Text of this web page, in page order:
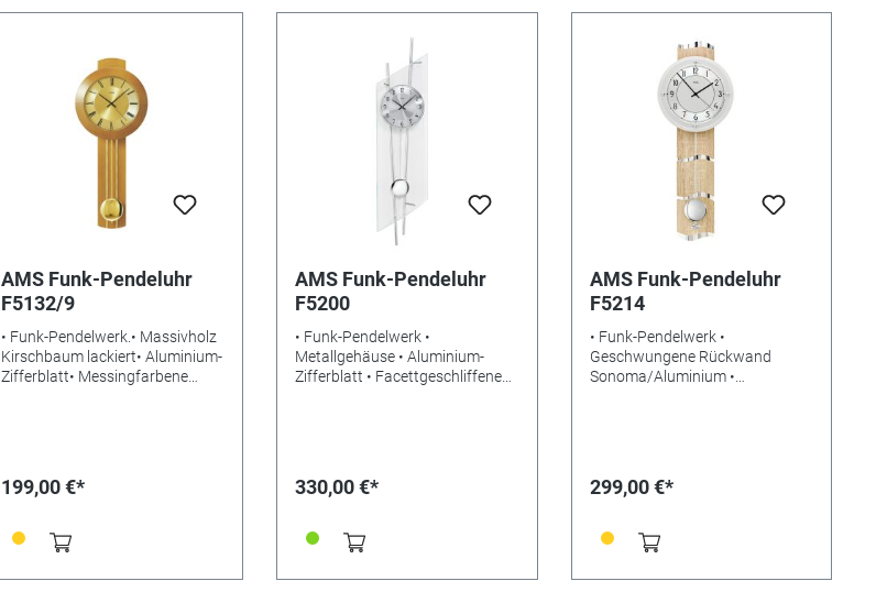
AMS Funk-Pendeluhr
F5132/9
• Funk-Pendelwerk.• Massivholz
Kirschbaum lackiert• Aluminium-
Zifferblatt• Messingfarbene
199,00 €*
AMS Funk-Pendeluhr
F5200
• Funk-Pendelwerk •
Metallgehäuse • Aluminium-
Zifferblatt • Facettgeschliffenes
330,00 €*
AMS Funk-Pendeluhr
F5214
• Funk-Pendelwerk •
Geschwungene Rückwand
Sonoma/Aluminium •
299,00 €*